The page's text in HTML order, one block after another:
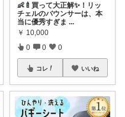
👶🍼買って大正解✨！リッ
チェルのバウンサーは、本
当に優秀すぎま ...
￥ 10,000
0 0 0
コレ いいね